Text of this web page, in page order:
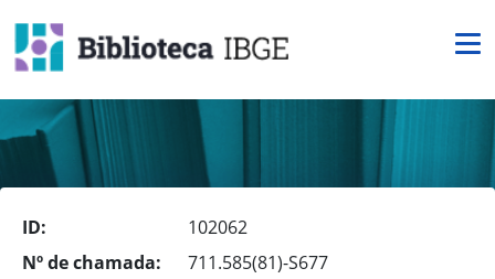
ID:
102062
Nº de chamada:
711.585(81)-S677